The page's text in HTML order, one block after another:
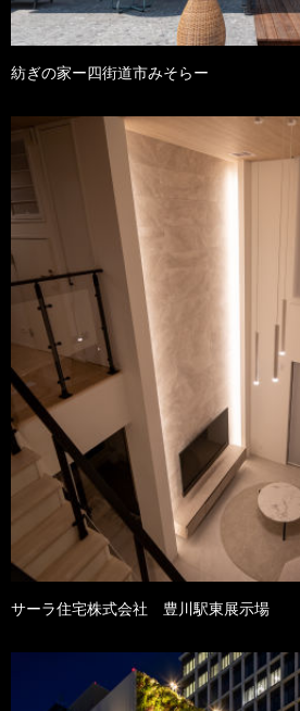
紡ぎの家ー四街道市みそらー
サーラ住宅株式会社 豊川駅東展示場